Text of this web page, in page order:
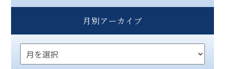
月別アーカイブ